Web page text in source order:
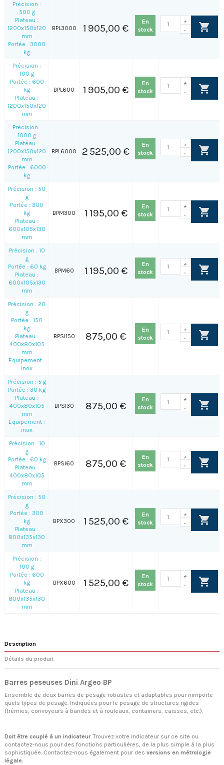
Précision :
500 g
Plateau :
1200x150x120
mm
Portée : 3000
kg
BPL3000 1 905,00 €
En
stock
+
-
Précision :
100 g
Portée : 600
kg
Plateau :
1200x150x120
mm
BPL600 1 905,00 €
En
stock
+
-
Précision :
1000 g
Plateau :
1200x150x120
mm
Portée : 6000
kg
BPL6000 2 525,00 €
En
stock
+
-
Précision : 50
g
Portée : 300
kg
Plateau :
600x105x130
mm
BPM300 1 195,00 €
En
stock
+
-
Précision : 10
g
Portée : 60 kg
Plateau :
600x105x130
mm
BPM60 1 195,00 €
En
stock
+
-
Précision : 20
g
Portée : 150
kg
Plateau :
400x80x105
mm
Equipement :
inox
BPSI150 875,00 €
En
stock
+
-
Précision : 5 g
Portée : 30 kg
Plateau :
400x80x105
mm
Equipement :
inox
BPSI30 875,00 €
En
stock
+
-
Précision : 10
g
Portée : 60 kg
Plateau :
400x80x105
mm
BPSI60 875,00 €
En
stock
+
-
Précision : 50
g
Portée : 300
kg
Plateau :
800x135x130
mm
BPX300 1 525,00 €
En
stock
+
-
Précision :
100 g
Portée : 600
kg
Plateau :
800x135x130
mm
BPX600 1 525,00 €
En
stock
+
-
Description
Détails du produit
Barres peseuses Dini Argeo BP
Ensemble de deux barres de pesage robustes et adaptables pour nimporte
quels types de pesage. Indiquées pour le pesage de structures rigides
(trémies, convoyeurs à bandes et à rouleaux, containers, caisses, etc.).
Doit être couplé à un indicateur. Trouvez votre indicateur sur ce site ou
contactez-nous pour des fonctions particulières, de la plus simple à la plus
sophistiquée. Contactez-nous également pour des versions en métrologie
légale.